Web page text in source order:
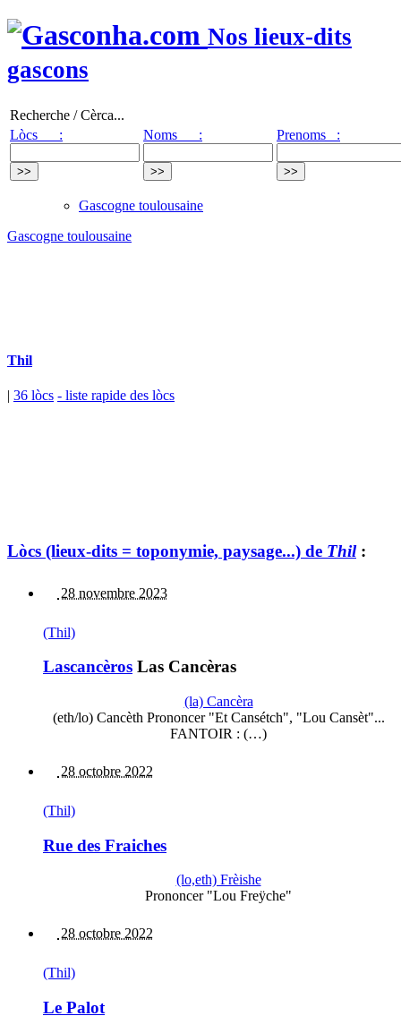
Nos lieux-dits
gascons
Recherche / Cèrca...
Lòcs :
Noms : Prenoms :
Gascogne toulousaine
Gascogne toulousaine
Thil
| 36 lòcs - liste rapide des lòcs
Lòcs (lieux-dits = toponymie, paysage...) de Thil:
28 novembre 2023
(Thil)
Lascancèros Las Cancèras
(la) Cancèra
(eth/lo) Cancèth Prononcer "Et Cansétch", "Lou Cansèt"...
FANTOIR : (…)
28 octobre 2022
(Thil)
Rue des Fraiches
(lo,eth) Frèishe
Prononcer "Lou Freÿche"
28 octobre 2022
(Thil)
Le Palot